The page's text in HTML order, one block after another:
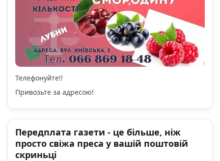
Телефонуйте!!
Привозьте за адресою!
Передплата газети - це більше, ніж
просто свіжа преса у вашій поштовій
скриньці